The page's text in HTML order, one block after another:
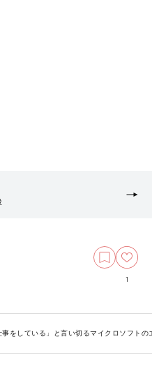
1
事をしている」と言い切るマイクロソフト